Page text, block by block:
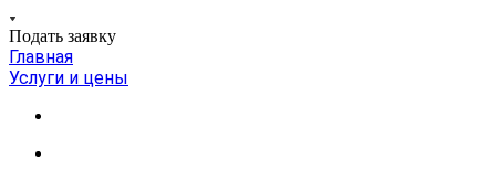
Подать заявку
Главная
Услуги и цены